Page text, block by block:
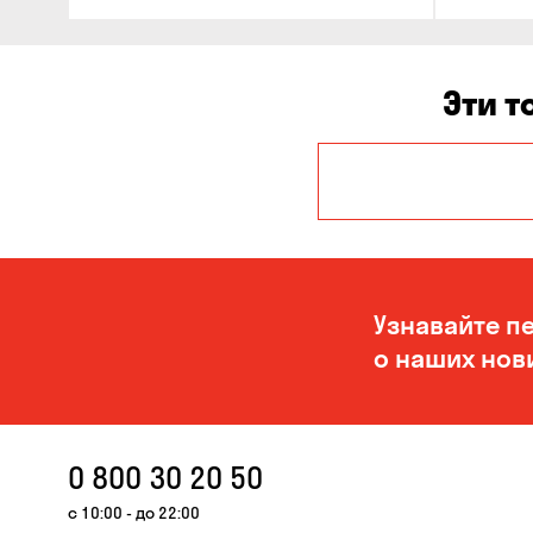
Эти
Кропивницкий
Узнавайте
о наших
0 800 30 20 50
с 10:00 - до 22:00